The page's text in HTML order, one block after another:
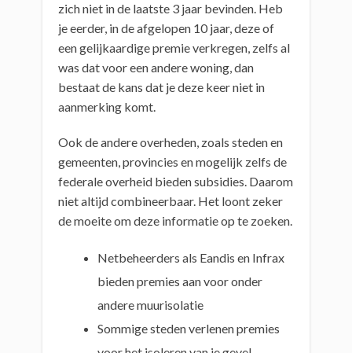
zich niet in de laatste 3 jaar bevinden. Heb
je eerder, in de afgelopen 10 jaar, deze of
een gelijkaardige premie verkregen, zelfs al
was dat voor een andere woning, dan
bestaat de kans dat je deze keer niet in
aanmerking komt.
Ook de andere overheden, zoals steden en
gemeenten, provincies en mogelijk zelfs de
federale overheid bieden subsidies. Daarom
niet altijd combineerbaar. Het loont zeker
de moeite om deze informatie op te zoeken.
Netbeheerders als Eandis en Infrax
bieden premies aan voor onder
andere muurisolatie
Sommige steden verlenen premies